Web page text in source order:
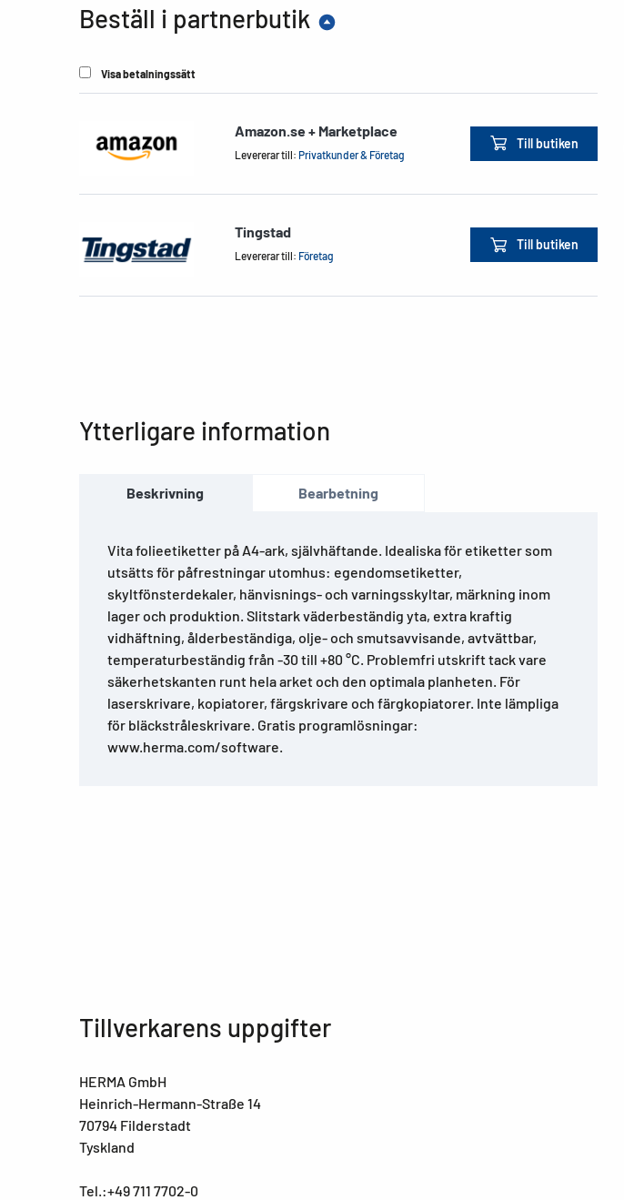
Beställ i partnerbutik
Visa betalningssätt
Amazon.se + Marketplace
Levererar till: Privatkunder & Företag
Till butiken
Tingstad
Levererar till: Företag
Till butiken
Ytterligare information
Beskrivning Bearbetning
Vita folieetiketter på A4-ark, självhäftande. Idealiska för etiketter som
utsätts för påfrestningar utomhus: egendomsetiketter,
skyltfönsterdekaler, hänvisnings- och varningsskyltar, märkning inom
lager och produktion. Slitstark väderbeständig yta, extra kraftig
vidhäftning, ålderbeständiga, olje- och smutsavvisande, avtvättbar,
temperaturbeständig från -30 till +80 °C. Problemfri utskrift tack vare
säkerhetskanten runt hela arket och den optimala planheten. För
laserskrivare, kopiatorer, färgskrivare och färgkopiatorer. Inte lämpliga
för bläckstråleskrivare. Gratis programlösningar:
www.herma.com/software.
Tillverkarens uppgifter
HERMA GmbH
Heinrich-Hermann-Straße 14
70794 Filderstadt
Tyskland
Tel.:+49 711 7702-0